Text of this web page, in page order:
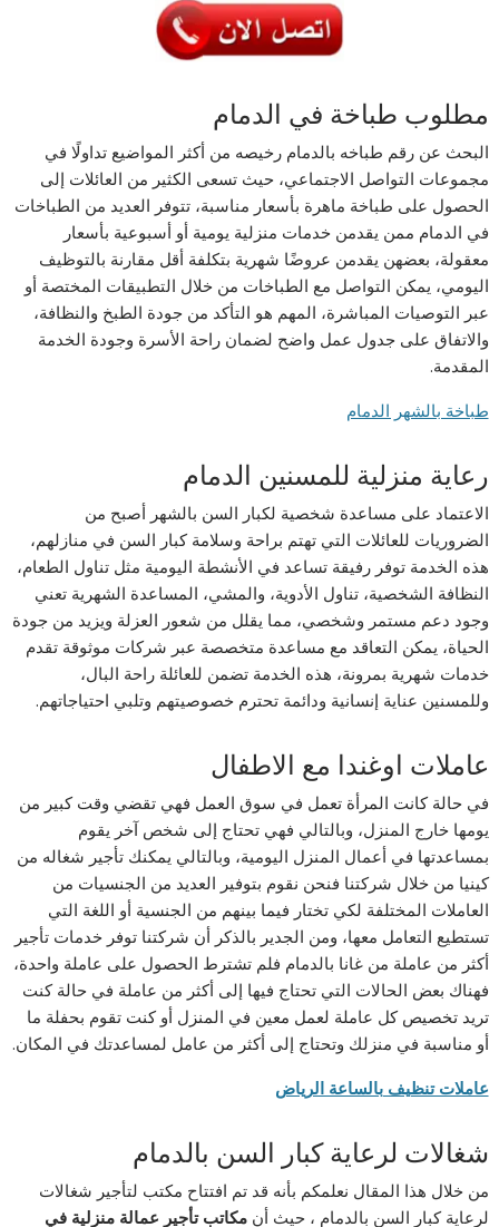
مطلوب طباخة في الدمام
البحث عن رقم طباخه بالدمام رخيصه من أكثر المواضيع تداولًا في
مجموعات التواصل الاجتماعي، حيث تسعى الكثير من العائلات إلى
الحصول على طباخة ماهرة بأسعار مناسبة، تتوفر العديد من الطباخات
في الدمام ممن يقدمن خدمات منزلية يومية أو أسبوعية بأسعار
معقولة، بعضهن يقدمن عروضًا شهرية بتكلفة أقل مقارنة بالتوظيف
اليومي، يمكن التواصل مع الطباخات من خلال التطبيقات المختصة أو
عبر التوصيات المباشرة، المهم هو التأكد من جودة الطبخ والنظافة،
والاتفاق على جدول عمل واضح لضمان راحة الأسرة وجودة الخدمة
المقدمة.
طباخة بالشهر الدمام
رعاية منزلية للمسنين الدمام
الاعتماد على مساعدة شخصية لكبار السن بالشهر أصبح من
الضروريات للعائلات التي تهتم براحة وسلامة كبار السن في منازلهم،
هذه الخدمة توفر رفيقة تساعد في الأنشطة اليومية مثل تناول الطعام،
النظافة الشخصية، تناول الأدوية، والمشي، المساعدة الشهرية تعني
وجود دعم مستمر وشخصي، مما يقلل من شعور العزلة ويزيد من جودة
الحياة، يمكن التعاقد مع مساعدة متخصصة عبر شركات موثوقة تقدم
خدمات شهرية بمرونة، هذه الخدمة تضمن للعائلة راحة البال،
وللمسنين عناية إنسانية ودائمة تحترم خصوصيتهم وتلبي احتياجاتهم.
عاملات اوغندا مع الاطفال
في حالة كانت المرأة تعمل في سوق العمل فهي تقضي وقت كبير من
يومها خارج المنزل، وبالتالي فهي تحتاج إلى شخص آخر يقوم
بمساعدتها في أعمال المنزل اليومية، وبالتالي يمكنك تأجير شغاله من
كينيا من خلال شركتنا فنحن نقوم بتوفير العديد من الجنسيات من
العاملات المختلفة لكي تختار فيما بينهم من الجنسية أو اللغة التي
تستطيع التعامل معها، ومن الجدير بالذكر أن شركتنا توفر خدمات تأجير
أكثر من عاملة من غانا بالدمام فلم تشترط الحصول على عاملة واحدة،
فهناك بعض الحالات التي تحتاج فيها إلى أكثر من عاملة في حالة كنت
تريد تخصيص كل عاملة لعمل معين في المنزل أو كنت تقوم بحفلة ما
أو مناسبة في منزلك وتحتاج إلى أكثر من عامل لمساعدتك في المكان.
عاملات تنظيف بالساعة الرياض
شغالات لرعاية كبار السن بالدمام
من خلال هذا المقال نعلمكم بأنه قد تم افتتاح مكتب لتأجير شغالات
لرعاية كبار السن بالدمام ، حيث أنمكاتب تأجير عمالة منزلية في